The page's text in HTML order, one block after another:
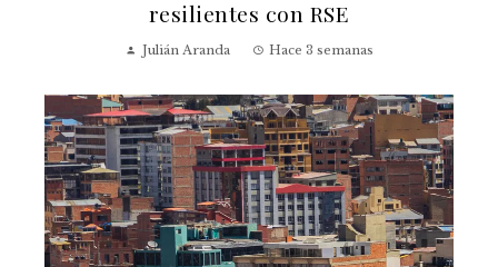
resilientes con RSE
Julián Aranda Hace 3 semanas